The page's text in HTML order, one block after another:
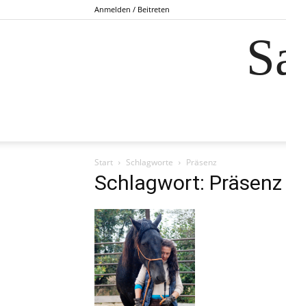
Anmelden / Beitreten
Start Schlagworte Präsenz
Schlagwort: Präsenz